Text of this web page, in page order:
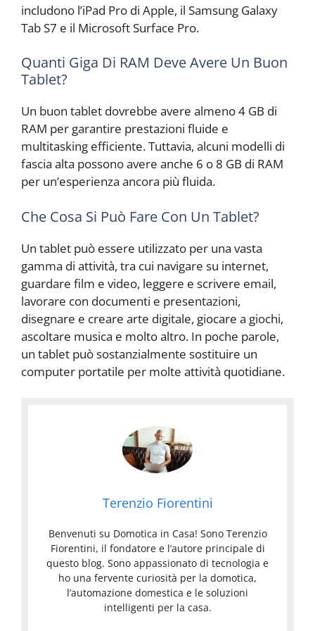
includono l’iPad Pro di Apple, il Samsung Galaxy
Tab S7 e il Microsoft Surface Pro.
Quanti Giga Di RAM Deve Avere Un Buon
Tablet?
Un buon tablet dovrebbe avere almeno 4 GB di
RAM per garantire prestazioni fluide e
multitasking efficiente. Tuttavia, alcuni modelli di
fascia alta possono avere anche 6 o 8 GB di RAM
per un’esperienza ancora più fluida.
Che Cosa Si Può Fare Con Un Tablet?
Un tablet può essere utilizzato per una vasta
gamma di attività, tra cui navigare su internet,
guardare film e video, leggere e scrivere email,
lavorare con documenti e presentazioni,
disegnare e creare arte digitale, giocare a giochi,
ascoltare musica e molto altro. In poche parole,
un tablet può sostanzialmente sostituire un
computer portatile per molte attività quotidiane.
Terenzio Fiorentini
Benvenuti su Domotica in Casa! Sono Terenzio
Fiorentini, il fondatore e l’autore principale di
questo blog. Sono appassionato di tecnologia e
ho una fervente curiosità per la domotica,
l’automazione domestica e le soluzioni
intelligenti per la casa.